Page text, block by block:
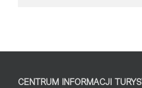
CENTRUM INFORMACJI